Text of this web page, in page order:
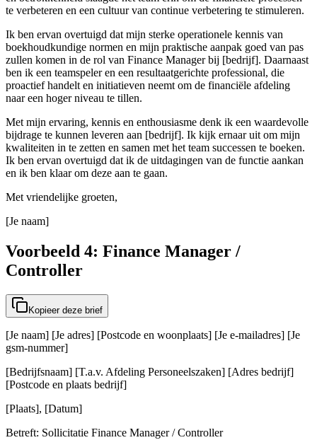
te verbeteren en een cultuur van continue verbetering te stimuleren.
Ik ben ervan overtuigd dat mijn sterke operationele kennis van
boekhoudkundige normen en mijn praktische aanpak goed van pas
zullen komen in de rol van Finance Manager bij [bedrijf]. Daarnaast
ben ik een teamspeler en een resultaatgerichte professional, die
proactief handelt en initiatieven neemt om de financiële afdeling
naar een hoger niveau te tillen.
Met mijn ervaring, kennis en enthousiasme denk ik een waardevolle
bijdrage te kunnen leveren aan [bedrijf]. Ik kijk ernaar uit om mijn
kwaliteiten in te zetten en samen met het team successen te boeken.
Ik ben ervan overtuigd dat ik de uitdagingen van de functie aankan
en ik ben klaar om deze aan te gaan.
Met vriendelijke groeten,
[Je naam]
Voorbeeld 4: Finance Manager /
Controller
Kopieer deze brief
[Je naam] [Je adres] [Postcode en woonplaats] [Je e-mailadres] [Je
gsm-nummer]
[Bedrijfsnaam] [T.a.v. Afdeling Personeelszaken] [Adres bedrijf]
[Postcode en plaats bedrijf]
[Plaats], [Datum]
Betreft: Sollicitatie Finance Manager / Controller